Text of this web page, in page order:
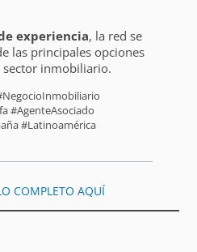
experiencia, la red se
las principales opciones
sector inmobiliario.
#AgenteAsociado
#Latinoamérica
COMPLETO AQUÍ